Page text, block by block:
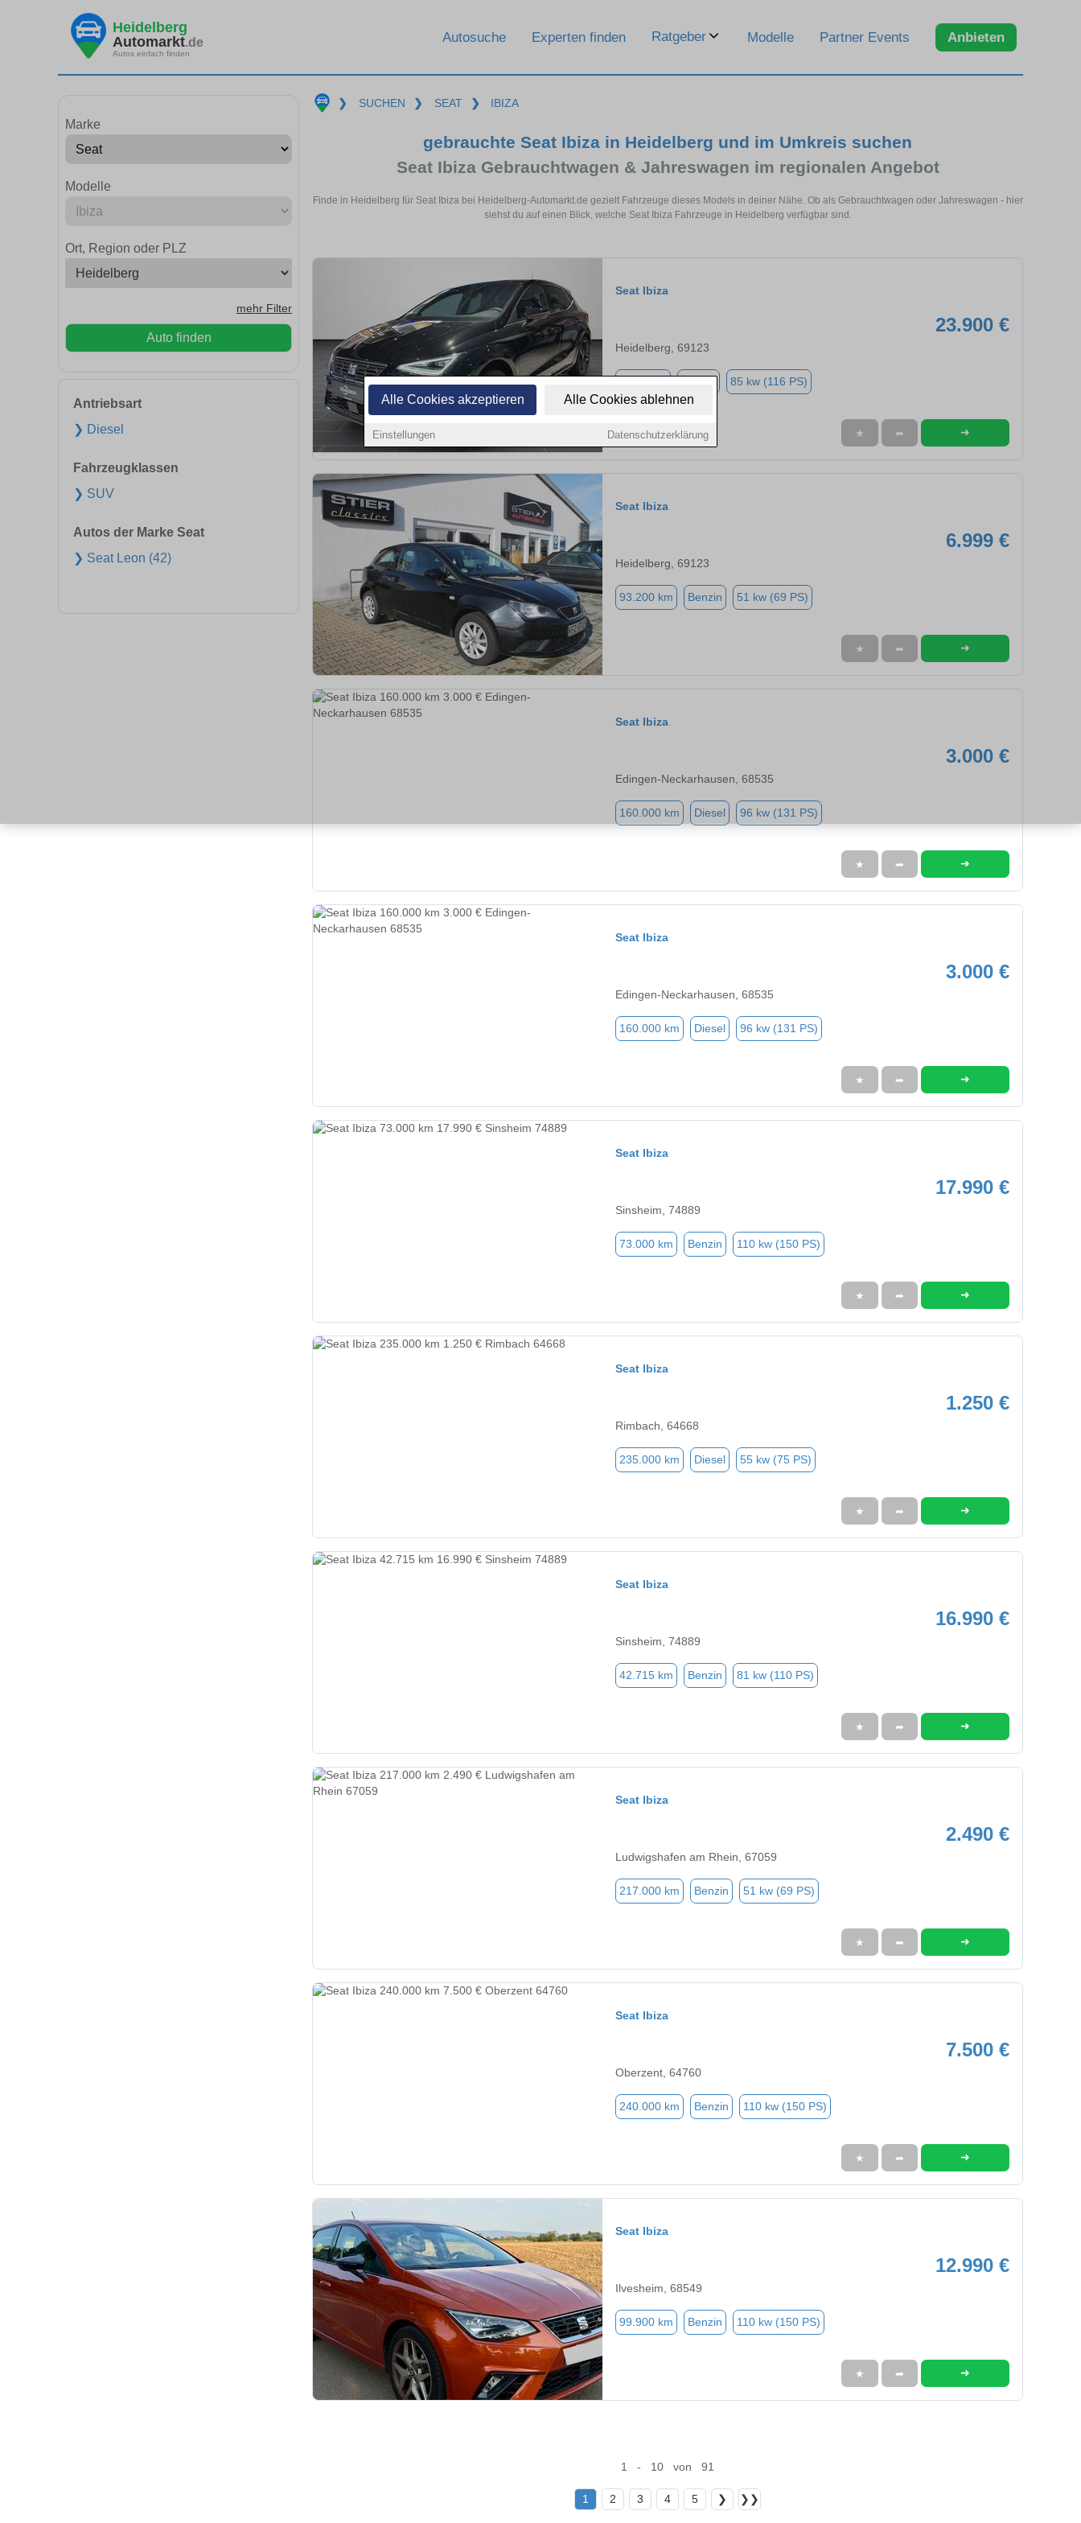
Alle Cookies akzeptieren Alle Cookies ablehnen
Einstellungen Datenschutzerklärung
Heidelberg
Automarkt.de
Autos einfach finden
Autosuche Experten finden Ratgeber Modelle Partner Events Anbieten
Marke
Modelle
Ort, Region oder PLZ
mehr Filter
Auto finden
Antriebsart
❯ Diesel
Fahrzeugklassen
❯ SUV
Autos der Marke Seat
❯ Seat Leon (42)
❯ SUCHEN ❯ SEAT ❯ IBIZA
gebrauchte Seat Ibiza in Heidelberg und im Umkreis suchen
Seat Ibiza Gebrauchtwagen & Jahreswagen im regionalen Angebot
Finde in Heidelberg für Seat Ibiza bei Heidelberg-Automarkt.de gezielt Fahrzeuge dieses Models in deiner Nähe. Ob als Gebrauchtwagen oder Jahreswagen - hier
siehst du auf einen Blick, welche Seat Ibiza Fahrzeuge in Heidelberg verfügbar sind.
Seat Ibiza
23.900 €
Heidelberg, 69123
85 kw (116 PS)
★ ➦ ➜
Seat Ibiza
6.999 €
Heidelberg, 69123
93.200 km Benzin 51 kw (69 PS)
★ ➦ ➜
Seat Ibiza
3.000 €
Edingen-Neckarhausen, 68535
160.000 km Diesel 96 kw (131 PS)
★ ➦ ➜
Seat Ibiza
3.000 €
Edingen-Neckarhausen, 68535
160.000 km Diesel 96 kw (131 PS)
★ ➦ ➜
Seat Ibiza
17.990 €
Sinsheim, 74889
73.000 km Benzin 110 kw (150 PS)
★ ➦ ➜
Seat Ibiza
1.250 €
Rimbach, 64668
235.000 km Diesel 55 kw (75 PS)
★ ➦ ➜
Seat Ibiza
16.990 €
Sinsheim, 74889
42.715 km Benzin 81 kw (110 PS)
★ ➦ ➜
Seat Ibiza
2.490 €
Ludwigshafen am Rhein, 67059
217.000 km Benzin 51 kw (69 PS)
★ ➦ ➜
Seat Ibiza
7.500 €
Oberzent, 64760
240.000 km Benzin 110 kw (150 PS)
★ ➦ ➜
Seat Ibiza
12.990 €
Ilvesheim, 68549
99.900 km Benzin 110 kw (150 PS)
★ ➦ ➜
1 - 10 von 91
1 2 3 4 5 ❯ ❯❯